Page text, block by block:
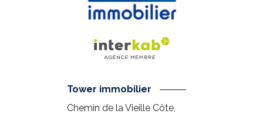
Tower immobilier
Chemin de la Vieille Côte,